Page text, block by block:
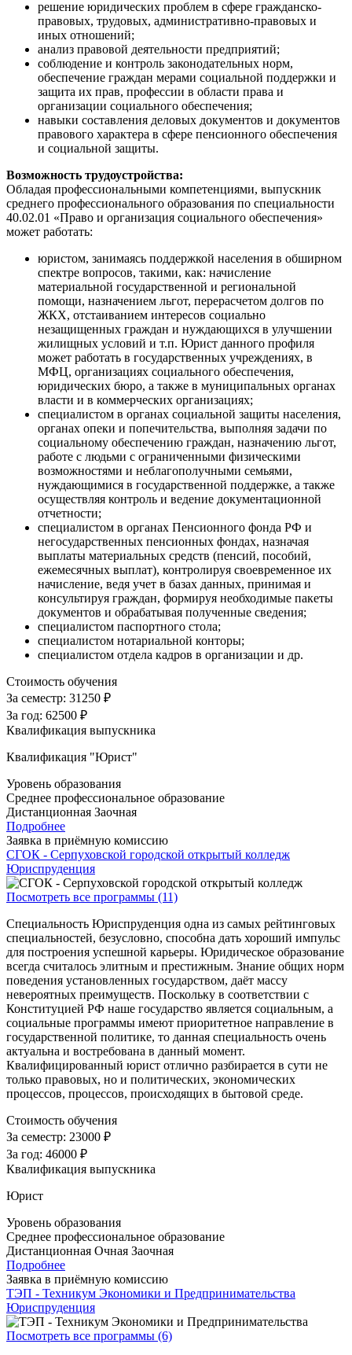
решение юридических проблем в сфере гражданско-
правовых, трудовых, административно-правовых и
иных отношений;
анализ правовой деятельности предприятий;
соблюдение и контроль законодательных норм,
обеспечение граждан мерами социальной поддержки и
защита их прав, профессии в области права и
организации социального обеспечения;
навыки составления деловых документов и документов
правового характера в сфере пенсионного обеспечения
и социальной защиты.
Возможность трудоустройства:
Обладая профессиональными компетенциями, выпускник
среднего профессионального образования по специальности
40.02.01 «Право и организация социального обеспечения»
может работать:
юристом, занимаясь поддержкой населения в обширном
спектре вопросов, такими, как: начисление
материальной государственной и региональной
помощи, назначением льгот, перерасчетом долгов по
ЖКХ, отстаиванием интересов социально
незащищенных граждан и нуждающихся в улучшении
жилищных условий и т.п. Юрист данного профиля
может работать в государственных учреждениях, в
МФЦ, организациях социального обеспечения,
юридических бюро, а также в муниципальных органах
власти и в коммерческих организациях;
специалистом в органах социальной защиты населения,
органах опеки и попечительства, выполняя задачи по
социальному обеспечению граждан, назначению льгот,
работе с людьми с ограниченными физическими
возможностями и неблагополучными семьями,
нуждающимися в государственной поддержке, а также
осуществляя контроль и ведение документационной
отчетности;
специалистом в органах Пенсионного фонда РФ и
негосударственных пенсионных фондах, назначая
выплаты материальных средств (пенсий, пособий,
ежемесячных выплат), контролируя своевременное их
начисление, ведя учет в базах данных, принимая и
консультируя граждан, формируя необходимые пакеты
документов и обрабатывая полученные сведения;
специалистом паспортного стола;
специалистом нотариальной конторы;
специалистом отдела кадров в организации и др.
Стоимость обучения
За семестр: 31250 ₽
За год: 62500 ₽
Квалификация выпускника
Квалификация "Юрист"
Уровень образования
Среднее профессиональное образование
Дистанционная Заочная
Подробнее
Заявка в приёмную комиссию
СГОК - Серпуховской городской открытый колледж
Юриспруденция
Посмотреть все программы (11)
Специальность Юриспруденция одна из самых рейтинговых
специальностей, безусловно, способна дать хороший импульс
для построения успешной карьеры. Юридическое образование
всегда считалось элитным и престижным. Знание общих норм
поведения установленных государством, даёт массу
невероятных преимуществ. Поскольку в соответствии с
Конституцией РФ наше государство является социальным, а
социальные программы имеют приоритетное направление в
государственной политике, то данная специальность очень
актуальна и востребована в данный момент.
Квалифицированный юрист отлично разбирается в сути не
только правовых, но и политических, экономических
процессов, процессов, происходящих в бытовой среде.
Стоимость обучения
За семестр: 23000 ₽
За год: 46000 ₽
Квалификация выпускника
Юрист
Уровень образования
Среднее профессиональное образование
Дистанционная Очная Заочная
Подробнее
Заявка в приёмную комиссию
ТЭП - Техникум Экономики и Предпринимательства
Юриспруденция
Посмотреть все программы (6)